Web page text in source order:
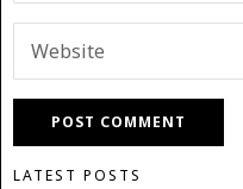
LATEST POSTS